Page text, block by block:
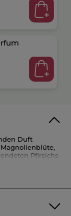
Duft
Pfirsichs
Für eine